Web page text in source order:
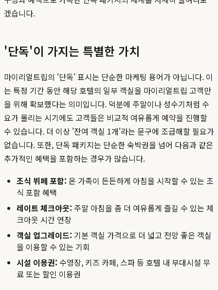
겠습니다.
'단독'이 가지는 특별한 가치
마이리얼트립의 '단독' 표시는 단순한 마케팅 용어가 아닙니다. 이
는 특정 기간 동안 해당 호텔의 일부 객실을 마이리얼트립 고객만
을 위해 확보했다는 의미입니다. 덕분에 주말이나 성수기처럼 수
요가 몰리는 시기에도 고객들은 비교적 여유롭게 예약을 진행할
수 있습니다. 더 이상 '잔여 객실 1개'라는 문구에 조급해할 필요가
없습니다. 또한, 단독 패키지는 단순한 숙박권을 넘어 다음과 같은
추가적인 혜택을 포함하는 경우가 많습니다.
조식 뷔페 포함: 온 가족이 든든하게 아침을 시작할 수 있는 조
식 포함 혜택
레이트 체크아웃: 주말 아침을 좀 더 여유롭게 즐길 수 있는 체
크아웃 시간 연장
객실 업그레이드: 기본 객실 가격으로 더 넓고 전망 좋은 객실
을 이용할 수 있는 기회
시설 이용권: 수영장, 키즈 카페, 스파 등 호텔 내 부대시설 무
료 또는 할인 이용권